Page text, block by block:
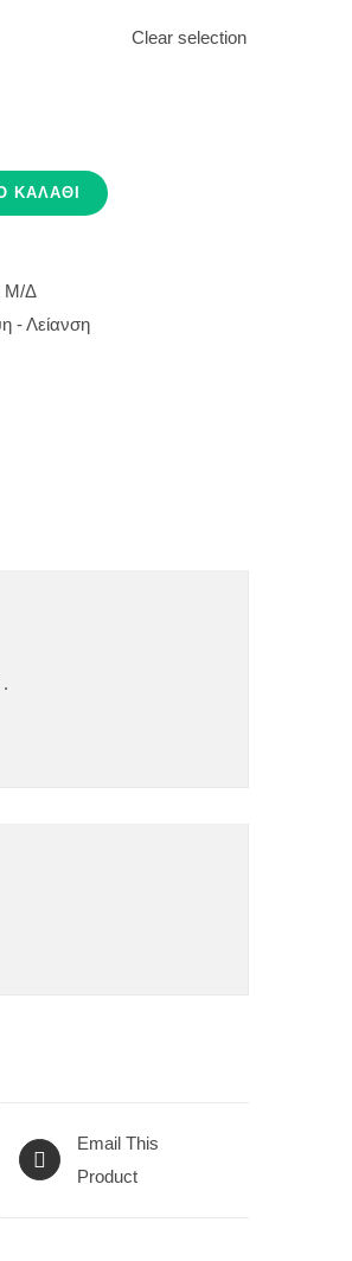
Clear selection
ΚΑΛΆΘΙ
Μ/Δ
- Λείανση
Email This
Product